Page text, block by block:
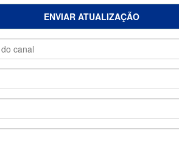
ENVIAR ATUALIZAÇÃO